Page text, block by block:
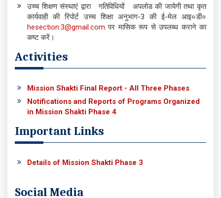
उच्च शिक्षण संस्थाएं द्वारा गतिविधियों अपलोड की जायेगी तथा कृत
कार्यवाही की रिपोर्ट उच्च शिक्षा अनुभाग-3 की ई-मेल आइ०डी०
hesection.3@gmail.com पर मासिक रूप से उपलब्ध कराने का
कष्ट करें।
Activities
Mission Shakti Final Report - All Three Phases
Notifications and Reports of Programs Organized
in Mission Shakti Phase 4
Important Links
Details of Mission Shakti Phase 3
Social Media